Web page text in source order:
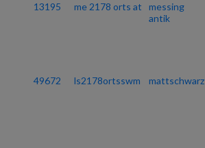
13195 me 2178 orts at
messing
antik
49672 ls2178ortsswm mattschwarz